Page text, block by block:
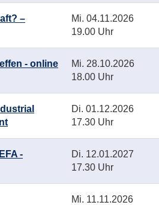
–
Mi. 04.11.2026
19.00 Uhr
- online Mi. 28.10.2026
18.00 Uhr
Di. 01.12.2026
17.30 Uhr
-
Di. 12.01.2027
17.30 Uhr
Mi. 11.11.2026